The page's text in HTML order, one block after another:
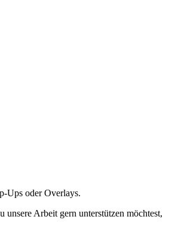
Ups oder Overlays.
Arbeit gern unterstützen möchtest,